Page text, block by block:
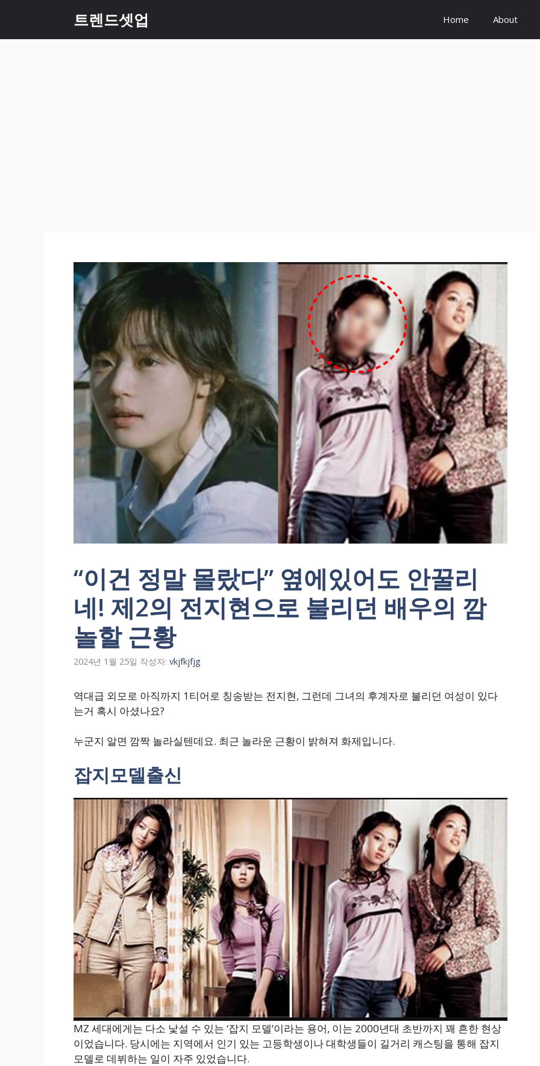
츠
트렌드셋업 Home About
“이건 정말 몰랐다” 옆에있어도 안꿀리
네! 제2의 전지현으로 불리던 배우의 깜
놀할 근황
2024년 1월 25일 작성자: vkjfkjfjg
역대급 외모로 아직까지 1티어로 칭송받는 전지현, 그런데 그녀의 후계자로 불리던 여성이 있다
는거 혹시 아셨나요?
누군지 알면 깜짝 놀라실텐데요. 최근 놀라운 근황이 밝혀져 화제입니다.
잡지모델출신
MZ 세대에게는 다소 낯설 수 있는 ‘잡지 모델’이라는 용어, 이는 2000년대 초반까지 꽤 흔한 현상
이었습니다. 당시에는 지역에서 인기 있는 고등학생이나 대학생들이 길거리 캐스팅을 통해 잡지
모델로 데뷔하는 일이 자주 있었습니다.